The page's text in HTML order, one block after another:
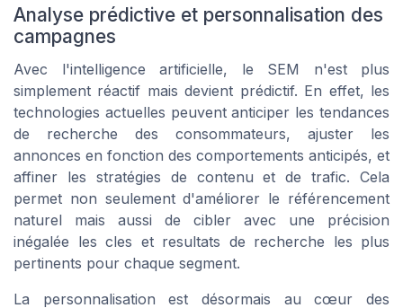
Analyse prédictive et personnalisation des
campagnes
Avec l'intelligence artificielle, le SEM n'est plus
simplement réactif mais devient prédictif. En effet, les
technologies actuelles peuvent anticiper les tendances
de recherche des consommateurs, ajuster les
annonces en fonction des comportements anticipés, et
affiner les stratégies de contenu et de trafic. Cela
permet non seulement d'améliorer le référencement
naturel mais aussi de cibler avec une précision
inégalée les cles et resultats de recherche les plus
pertinents pour chaque segment.
La personnalisation est désormais au cœur des